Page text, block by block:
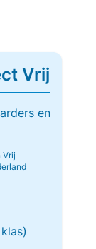
Vrij
en
Vrij